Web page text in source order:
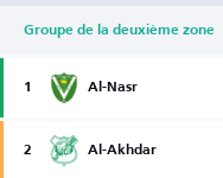
Groupe de la deuxième zone
1 Al-Nasr
2 Al-Akhdar